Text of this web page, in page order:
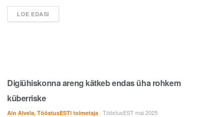
LOE EDASI
Digiühiskonna areng kätkeb endas üha rohkem
küberriske
Ain Alvela, TööstusESTi toimetaja TööstusEST mai 2025